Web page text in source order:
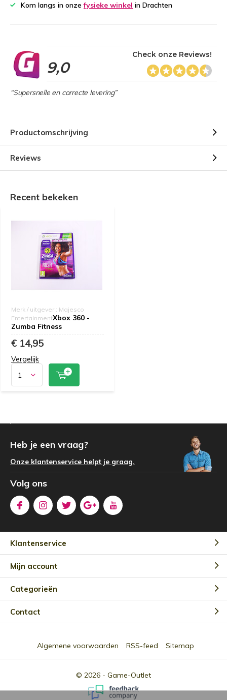
Kom langs in onzefysieke winkel in Drachten
9,0
Check onze Reviews!
“Supersnelle en correcte levering”
Productomschrijving
Reviews
Recent bekeken
Merk / uitgever : Majesco
EntertainmentXbox 360 -
Zumba Fitness
€ 14,95
Vergelijk
Heb je een vraag?
Onze klantenservice helpt je graag.
Volg ons
Klantenservice
Mijn account
Categorieën
Contact
© 2026 - Game-Outlet
Algemene voorwaarden RSS-feed Sitemap